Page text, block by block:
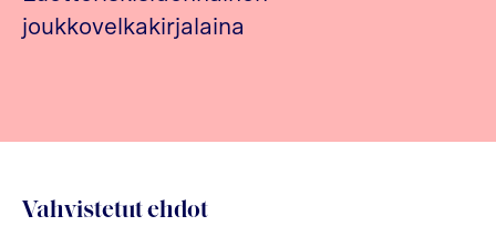
joukkovelkakirjalaina
Vahvistetut ehdot